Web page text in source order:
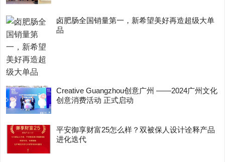
卤肥肠全国销量第一，新希望美好再造超级大单
品
Creative Guangzhou创意广州 ——2024广州文化
创意消费活动 正式启动
平安御享财富25怎么样？双被保人设计诠释产品
进化迭代